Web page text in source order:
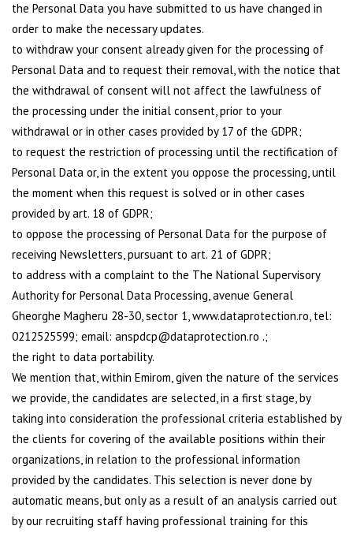
the Personal Data you have submitted to us have changed in
order to make the necessary updates.
to withdraw your consent already given for the processing of
Personal Data and to request their removal, with the notice that
the withdrawal of consent will not affect the lawfulness of
the processing under the initial consent, prior to your
withdrawal or in other cases provided by 17 of the GDPR;
to request the restriction of processing until the rectification of
Personal Data or, in the extent you oppose the processing, until
the moment when this request is solved or in other cases
provided by art. 18 of GDPR;
to oppose the processing of Personal Data for the purpose of
receiving Newsletters, pursuant to art. 21 of GDPR;
to address with a complaint to the The National Supervisory
Authority for Personal Data Processing, avenue General
Gheorghe Magheru 28-30, sector 1, www.dataprotection.ro, tel:
0212525599; email: anspdcp@dataprotection.ro .;
the right to data portability.
We mention that, within Emirom, given the nature of the services
we provide, the candidates are selected, in a first stage, by
taking into consideration the professional criteria established by
the clients for covering of the available positions within their
organizations, in relation to the professional information
provided by the candidates. This selection is never done by
automatic means, but only as a result of an analysis carried out
by our recruiting staff having professional training for this